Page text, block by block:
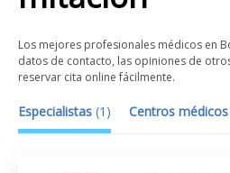
Los mejores profesionales médicos en
datos de contacto, las opiniones de
reservar cita online fácilmente.
Especialistas (1 ) Centros médicos